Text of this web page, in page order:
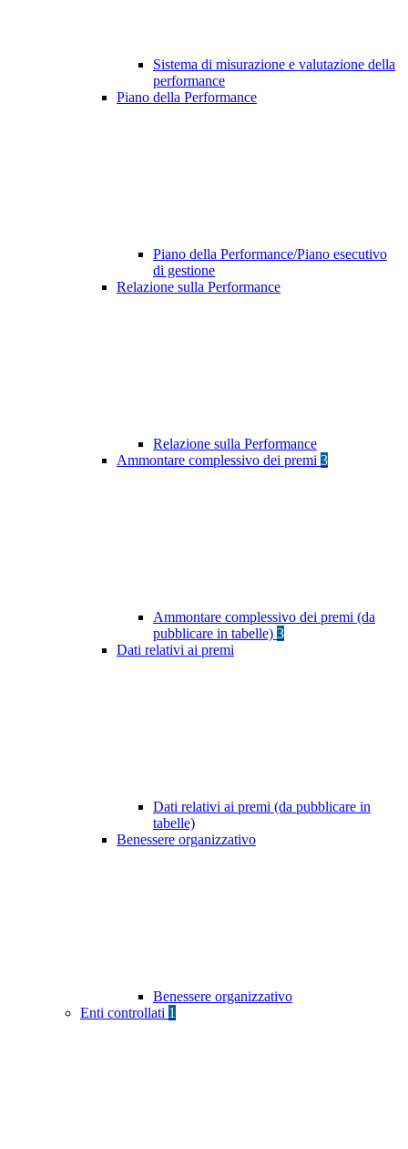
Sistema di misurazione e valutazione della
performance
Piano della Performance
Piano della Performance/Piano esecutivo
di gestione
Relazione sulla Performance
Relazione sulla Performance
Ammontare complessivo dei premi 3
Ammontare complessivo dei premi (da
pubblicare in tabelle) 3
Dati relativi ai premi
Dati relativi ai premi (da pubblicare in
tabelle)
Benessere organizzativo
Benessere organizzativo
Enti controllati 1